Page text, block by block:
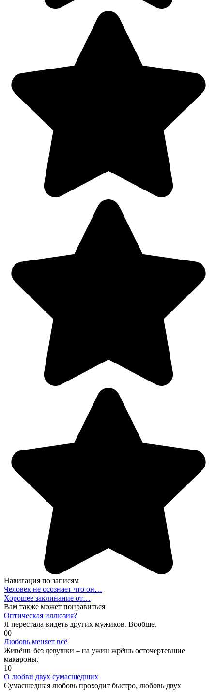
Навигация по записям
Человек не осознает что он…
Хорошее заклинание от…
Вам также может понравиться
Оптическая иллюзия?
Я перестала видеть других мужиков. Вообще.
00
Любовь меняет всё
Живёшь без девушки – на ужин жрёшь осточертевшие
макароны.
10
О любви двух сумасшедших
Сумасшедшая любовь проходит быстро, любовь двух